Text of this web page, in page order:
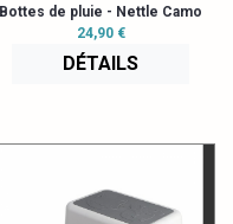
Bottes de pluie - Nettle Camo
24,90 €
DÉTAILS